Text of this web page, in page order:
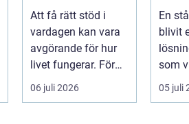
självbestämman
de och vardag
på egna villkor
Att få rätt stöd i
vardagen kan vara
avgörande för hur
livet fungerar. För
många människor
med funkt...
06 juli 2026
En
blivit
som
05 juli